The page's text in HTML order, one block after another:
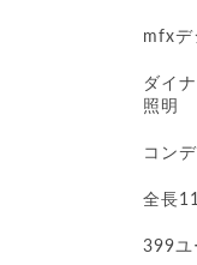
mfx
ダイ
照明
コン
全長
399ユ